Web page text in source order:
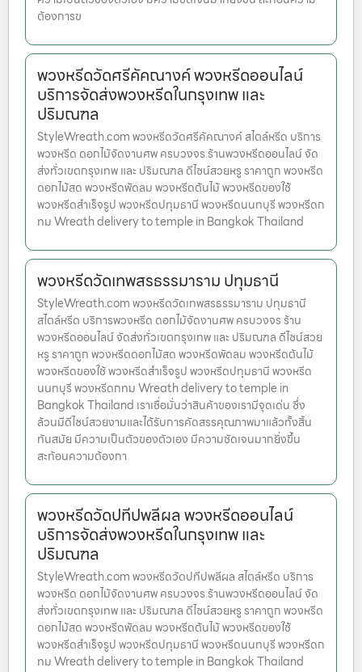
ต้องการข
พวงหรีดวัดศรีคัคณางค์ พวงหรีดออนไลน์
บริการจัดส่งพวงหรีดในกรุงเทพ และ
ปริมณฑล
StyleWreath.com พวงหรีดวัดศรีคัคณางค์ สไตล์หรีด บริการ
พวงหรีด ดอกไม้จัดงานศพ ครบวงจร ร้านพวงหรีดออนไลน์ จัด
ส่งทั่วเขตกรุงเทพ และ ปริมณฑล ดีไซน์สวยหรู ราคาถูก พวงหรีด
ดอกไม้สด พวงหรีดพัดลม พวงหรีดต้นไม้ พวงหรีดของใช้
พวงหรีดสำเร็จรูป พวงหรีดปทุมธานี พวงหรีดนนทบุรี พวงหรีดก
ทม Wreath delivery to temple in Bangkok Thailand
พวงหรีดวัดเทพสรธรรมาราม ปทุมธานี
StyleWreath.com พวงหรีดวัดเทพสรธรรมาราม ปทุมธานี
สไตล์หรีด บริการพวงหรีด ดอกไม้จัดงานศพ ครบวงจร ร้าน
พวงหรีดออนไลน์ จัดส่งทั่วเขตกรุงเทพ และ ปริมณฑล ดีไซน์สวย
หรู ราคาถูก พวงหรีดดอกไม้สด พวงหรีดพัดลม พวงหรีดต้นไม้
พวงหรีดของใช้ พวงหรีดสำเร็จรูป พวงหรีดปทุมธานี พวงหรีด
นนทบุรี พวงหรีดกทม Wreath delivery to temple in
Bangkok Thailand เราเชื่อมั่นว่าสินค้าของเรามีจุดเด่น ซึ่ง
ล้วนมีดีไซน์สวยงามและได้รับการคัดสรรคุณภาพมาแล้วทั้งสิ้น
ทันสมัย มีความเป็นตัวของตัวเอง มีความชัดเจนมากยิ่งขึ้น
สะท้อนความต้องกา
พวงหรีดวัดปทีปพลีผล พวงหรีดออนไลน์
บริการจัดส่งพวงหรีดในกรุงเทพ และ
ปริมณฑล
StyleWreath.com พวงหรีดวัดปทีปพลีผล สไตล์หรีด บริการ
พวงหรีด ดอกไม้จัดงานศพ ครบวงจร ร้านพวงหรีดออนไลน์ จัด
ส่งทั่วเขตกรุงเทพ และ ปริมณฑล ดีไซน์สวยหรู ราคาถูก พวงหรีด
ดอกไม้สด พวงหรีดพัดลม พวงหรีดต้นไม้ พวงหรีดของใช้
พวงหรีดสำเร็จรูป พวงหรีดปทุมธานี พวงหรีดนนทบุรี พวงหรีดก
ทม Wreath delivery to temple in Bangkok Thailand